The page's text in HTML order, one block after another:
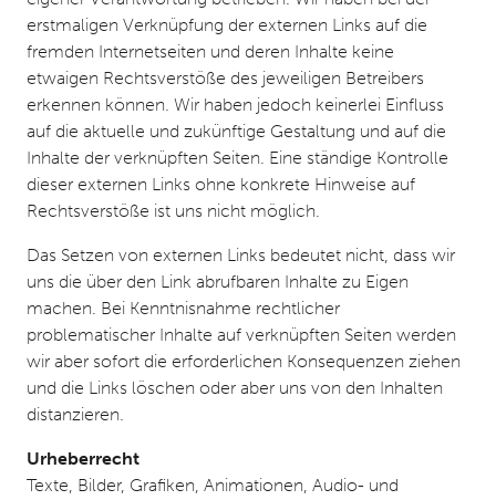
erstmaligen Verknüpfung der externen Links auf die
fremden Internetseiten und deren Inhalte keine
etwaigen Rechtsverstöße des jeweiligen Betreibers
erkennen können. Wir haben jedoch keinerlei Einfluss
auf die aktuelle und zukünftige Gestaltung und auf die
Inhalte der verknüpften Seiten. Eine ständige Kontrolle
dieser externen Links ohne konkrete Hinweise auf
Rechtsverstöße ist uns nicht möglich.
Das Setzen von externen Links bedeutet nicht, dass wir
uns die über den Link abrufbaren Inhalte zu Eigen
machen. Bei Kenntnisnahme rechtlicher
problematischer Inhalte auf verknüpften Seiten werden
wir aber sofort die erforderlichen Konsequenzen ziehen
und die Links löschen oder aber uns von den Inhalten
distanzieren.
Urheberrecht
Texte, Bilder, Grafiken, Animationen, Audio- und